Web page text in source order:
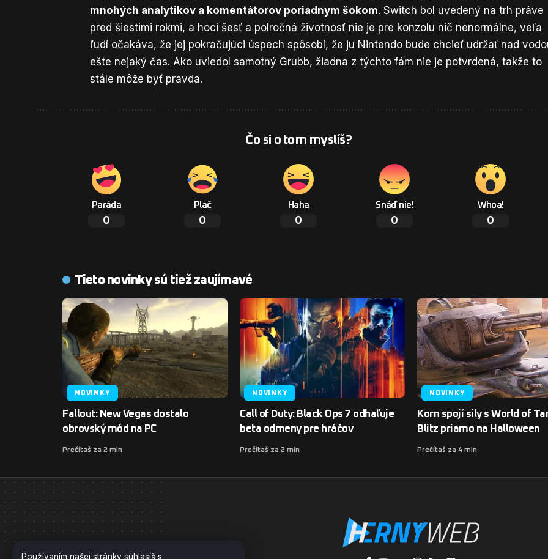
Používaním našej stránky súhlasíš s
mnohých analytikov a komentátorov poriadnym šokom. Switch bol uvedený na trh práve
pred šiestimi rokmi, a hoci šesť a polročná životnosť nie je pre konzolu nič nenormálne, veľa
ľudí očakáva, že jej pokračujúci úspech spôsobí, že ju Nintendo bude chcieť udržať nad
ešte nejaký čas. Ako uviedol samotný Grubb, žiadna z týchto fám nie je potvrdená, takže to
stále môže byť pravda.
Čo si o tom myslíš?
Paráda
0
Plač
0
Haha
0
Snáď nie!
0
Whoa!
0
Tieto novinky sú tiež zaujímavé
NOVINKY
Fallout: New Vegas dostalo
obrovský mód na PC
Prečítaš za 2 min
NOVINKY
Call of Duty: Black Ops 7 odhaľuje
beta odmeny pre hráčov
Prečítaš za 2 min
NOVINKY
Korn spojí sily s World of
Blitz priamo na Halloween
Prečítaš za 4 min